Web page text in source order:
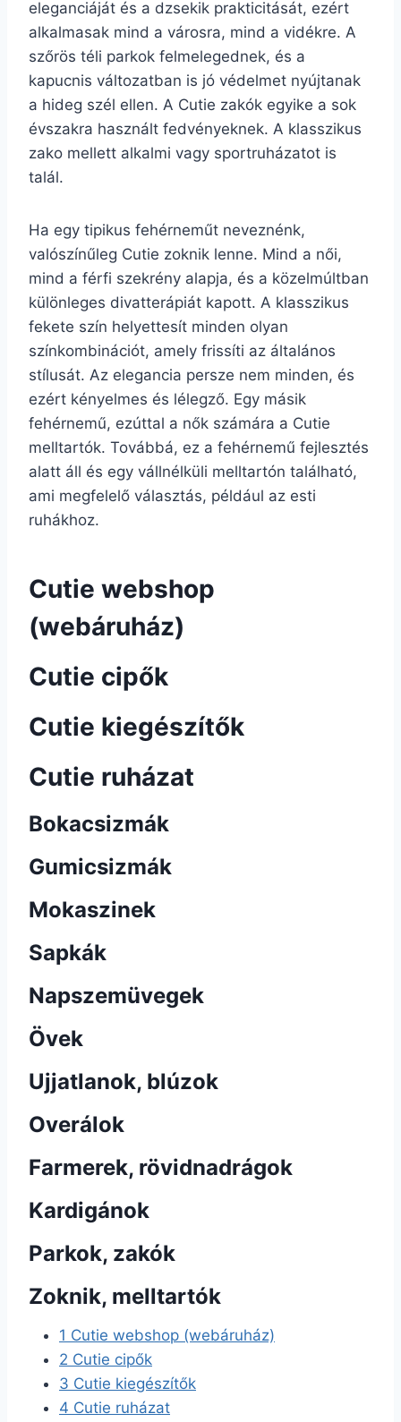
eleganciáját és a dzsekik prakticitását, ezért
alkalmasak mind a városra, mind a vidékre. A
szőrös téli parkok felmelegednek, és a
kapucnis változatban is jó védelmet nyújtanak
a hideg szél ellen. A Cutie zakók egyike a sok
évszakra használt fedvényeknek. A klasszikus
zako mellett alkalmi vagy sportruházatot is
talál.
Ha egy tipikus fehérneműt neveznénk,
valószínűleg Cutie zoknik lenne. Mind a női,
mind a férfi szekrény alapja, és a közelmúltban
különleges divatterápiát kapott. A klasszikus
fekete szín helyettesít minden olyan
színkombinációt, amely frissíti az általános
stílusát. Az elegancia persze nem minden, és
ezért kényelmes és lélegző. Egy másik
fehérnemű, ezúttal a nők számára a Cutie
melltartók. Továbbá, ez a fehérnemű fejlesztés
alatt áll és egy vállnélküli melltartón található,
ami megfelelő választás, például az esti
ruhákhoz.
Cutie webshop
(webáruház)
Cutie cipők
Cutie kiegészítők
Cutie ruházat
Bokacsizmák
Gumicsizmák
Mokaszinek
Sapkák
Napszemüvegek
Övek
Ujjatlanok, blúzok
Overálok
Farmerek, rövidnadrágok
Kardigánok
Parkok, zakók
Zoknik, melltartók
1 Cutie webshop (webáruház)
2 Cutie cipők
3 Cutie kiegészítők
4 Cutie ruházat